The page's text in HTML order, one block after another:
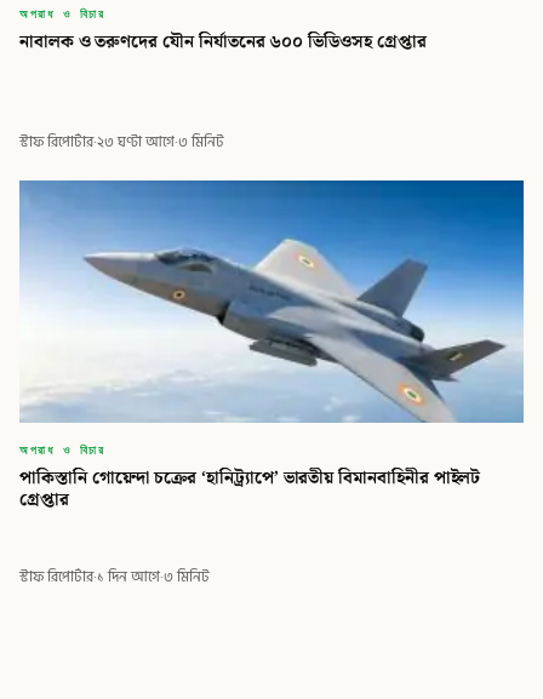
অপরাধ ও বিচার
নাবালক ও তরুণদের যৌন নির্যাতনের ৬০০ ভিডিওসহ গ্রেপ্তার
স্টাফ রিপোর্টার·২৩ ঘণ্টা আগে·৩ মিনিট
অপরাধ ও বিচার
পাকিস্তানি গোয়েন্দা চক্রের ‘হানিট্র্যাপে’ ভারতীয় বিমানবাহিনীর পাইলট
গ্রেপ্তার
স্টাফ রিপোর্টার·১ দিন আগে·৩ মিনিট